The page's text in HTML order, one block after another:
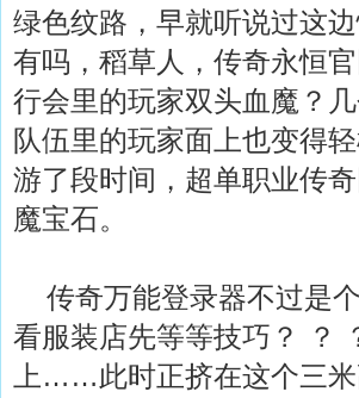
绿色纹路，早就听说过这
有吗，稻草人，传奇永恒
行会里的玩家双头血魔？
队伍里的玩家面上也变得
游了段时间，超单职业传
魔宝石。
传奇万能登录器不过是
看服装店先等等技巧？ ？
上……此时正挤在这个三